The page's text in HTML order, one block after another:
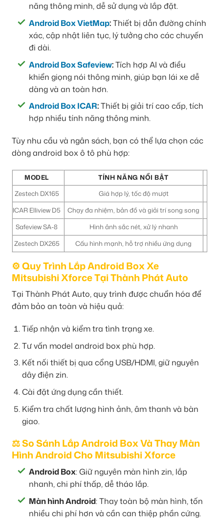
năng thông minh, dễ sử dụng và lắp đặt.
Android Box VietMap:Thiết bị dẫn đường chính
xác, cập nhật liên tục, lý tưởng cho các chuyến
đi dài.
Android Box Safeview:Tích hợp AI và điều
khiển giọng nói thông minh, giúp bạn lái xe dễ
dàng và an toàn hơn.
Android Box ICAR:Thiết bị giải trí cao cấp, tích
hợp nhiều tính năng thông minh.
Tùy nhu cầu và ngân sách, bạn có thể lựa chọn các
dòng android box ô tô phù hợp:
MODEL
TÍNH NĂNG NỔI BẬT
Zestech DX165
Giá hợp lý, tốc độ mượt
ICAR Elliview D5
Chạy đa nhiệm, bản đồ và giải trí song song
Safeview SA-8
Hình ảnh sắc nét, xử lý nhanh
Zestech DX265
Cấu hình mạnh, hỗ trợ nhiều ứng dụng
⚙️ Quy Trình Lắp Android Box Xe
Mitsubishi Xforce Tại Thành Phát Auto
Tại Thành Phát Auto, quy trình được chuẩn hóa để
đảm bảo an toàn và hiệu quả:
Tiếp nhận và kiểm tra tình trạng xe.
Tư vấn model android box phù hợp.
Kết nối thiết bị qua cổng USB/HDMI, giữ nguyên
dây điện zin.
Cài đặt ứng dụng cần thiết.
Kiểm tra chất lượng hình ảnh, âm thanh và bàn
giao.
⚖️ So Sánh Lắp Android Box Và Thay Màn
Hình Android Cho Mitsubishi Xforce
Android Box: Giữ nguyên màn hình zin, lắp
nhanh, chi phí thấp, dễ tháo lắp.
Màn hình Android: Thay toàn bộ màn hình, tốn
nhiều chi phí hơn và cần can thiệp phần cứng.